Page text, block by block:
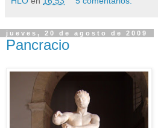
jueves, 20 de agosto de 2009
Pancracio